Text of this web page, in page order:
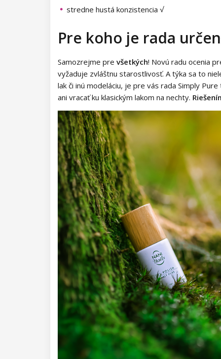
pigmenty
Neon Dots
Dolly Polka Dots
Circus
Star Flakes
Samolepiace pásky
Zdobiace fólie
Aluminium Flakes
Ostatné zdobenie
rias
stredne hustá konzistencia √
Pre koho je rada
Samozrejme pre všetkých! Novú radu ocenia
vyžaduje zvláštnu starostlivosť. A týka sa to
lak či inú modeláciu, je pre vás rada Simply
ani vracať ku klasickým lakom na nechty.